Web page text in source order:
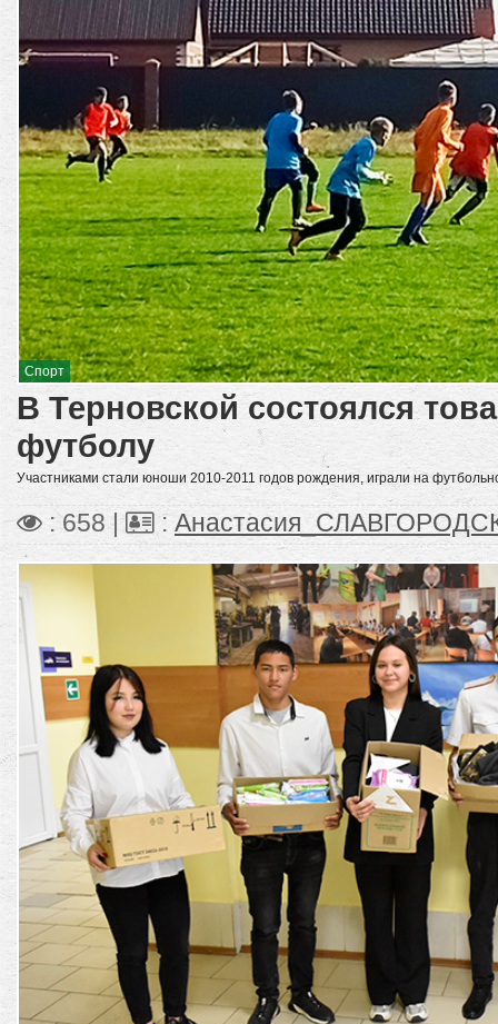
Спорт
В Терновской состоялся
футболу
Участниками стали юноши 2010-2011 годов рождения, играли на
: 658 | :